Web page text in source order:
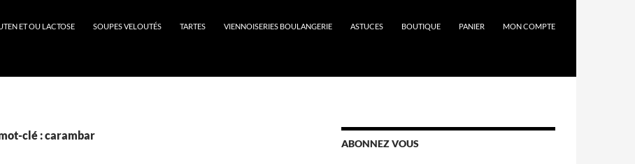
ET OU LACTOSE SOUPES VELOUTÉS TARTES VIENNOISERIES BOULANGERIE ASTUCES BOUTIQUE PANIER MON COMPTE
clé : carambar
ABONNEZ VOUS